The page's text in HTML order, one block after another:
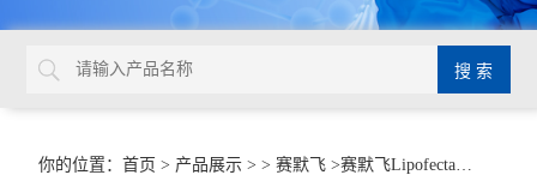
你的位置：首页 > 产品展示 > >赛默飞 >赛默飞Lipofectamine 2000转染试剂11668500